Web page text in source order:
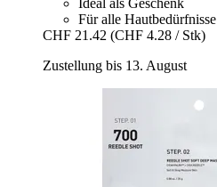
Ideal als Geschenk
Für alle Hautbedürfnisse
CHF 21.42 (CHF 4.28 / Stk)
Zustellung bis 13. August